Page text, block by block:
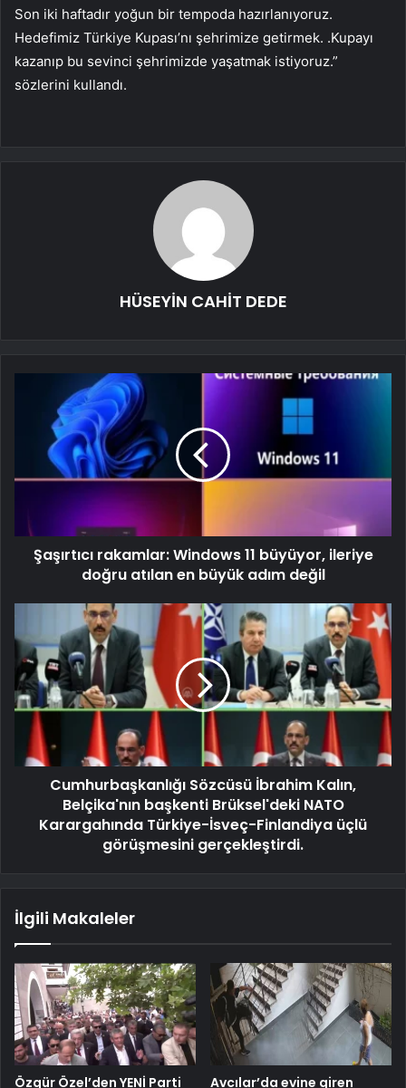
Son iki haftadır yoğun bir tempoda hazırlanıyoruz.
Hedefimiz Türkiye Kupası’nı şehrimize getirmek. .Kupayı
kazanıp bu sevinci şehrimizde yaşatmak istiyoruz.”
sözlerini kullandı.
HÜSEYİN CAHİT DEDE
Şaşırtıcı rakamlar: Windows 11 büyüyor, ileriye
doğru atılan en büyük adım değil
Cumhurbaşkanlığı Sözcüsü İbrahim Kalın,
Belçika'nın başkenti Brüksel'deki NATO
Karargahında Türkiye-İsveç-Finlandiya üçlü
görüşmesini gerçekleştirdi.
İlgili Makaleler
Özgür Özel’den YENİ Parti Avcılar’da evine giren